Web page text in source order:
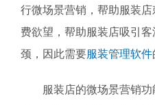
行微场景营销，帮助服装
费欲望，帮助服装店吸引
颈，因此需要服装管理软件
服装店的微场景营销功